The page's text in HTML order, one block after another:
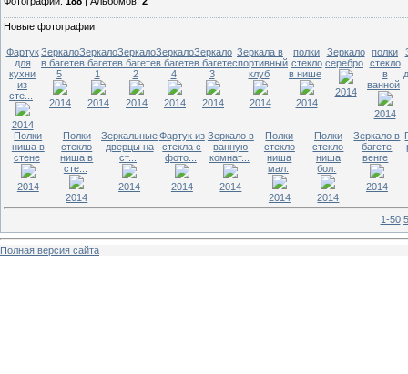
Новые фотографии
Фартук
для
кухни
из
сте...
2014
Зеркало
в багете
5
2014
Зеркало
в багете
1
2014
Зеркало
в багете
2
2014
Зеркало
в багете
4
2014
Зеркало
в багете
3
2014
Зеркала в
спортивный
клуб
2014
полки
стекло
в нише
2014
Зеркало
серебро
2014
полки
стекло
в
ванной
2014
Полки
ниша в
стене
2014
Полки
стекло
ниша в
сте...
2014
Зеркальные
дверцы на
ст...
2014
Фартук из
стекла с
фото...
2014
Зеркало в
ванную
комнат...
2014
Полки
стекло
ниша
мал.
2014
Полки
стекло
ниша
бол.
2014
Зеркало в
багете
венге
2014
1-50
Полная версия сайта